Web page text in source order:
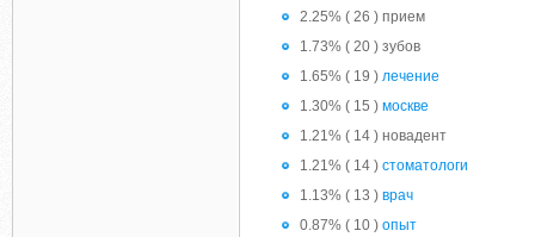
2.25% ( 26 ) прием
1.73% ( 20 ) зубов
1.65% ( 19 ) лечение
1.30% ( 15 ) москве
1.21% ( 14 ) новадент
1.21% ( 14 ) стоматологи
1.13% ( 13 ) врач
0.87% ( 10 ) опыт